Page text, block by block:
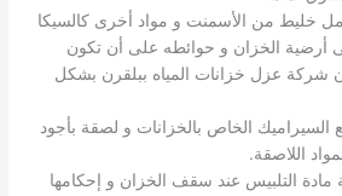
خليط من الأسمنت و مواد أخرى كالسيكا
أرضية الخزان و حوائطه على أن تكون
شركة عزل خزانات المياه ببلقرن بشكل
السيراميك الخاص بالخزانات و لصقة بأجود
اللاصقة.
مادة التلبيس عند سقف الخزان و إحكامها